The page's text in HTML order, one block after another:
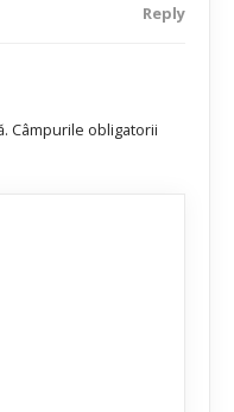
Reply
Câmpurile obligatorii